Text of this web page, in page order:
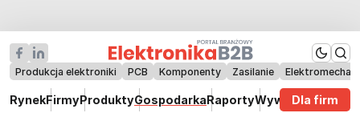
Produkcja elektroniki PCB Komponenty Zasilanie
RynekFirmyProduktyGospodarkaRaportyWywiadyDla firm